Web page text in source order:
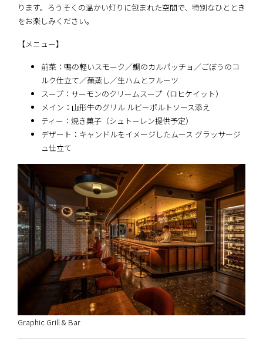
ります。ろうそくの温かい灯りに包まれた空間で、特別なひととき
をお楽しみください。
【メニュー】
前菜：鴨の軽いスモーク／鯛のカルパッチョ／ごぼうのコ
ルク仕立て／蕪蒸し／生ハムとフルーツ
スープ：サーモンのクリームスープ（ロヒケイット）
メイン：山形牛のグリル ルビーポルトソース添え
ティー：焼き菓子（シュトーレン提供予定）
デザート：キャンドルをイメージしたムース グラッサージ
ュ仕立て
Graphic Grill & Bar